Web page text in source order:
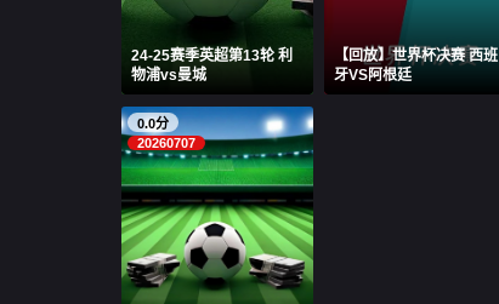
24-25赛季英超第13轮 利
物浦vs曼城
【回放】世界杯决赛 西班
牙VS阿根廷
0.0分
20260707